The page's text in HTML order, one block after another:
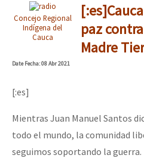
Concejo Regional
Indígena del
Cauca
paz
Madre
DateFecha: 08 Abr 2021
[:es]
Mientras Juan Manuel Santos
todo el mundo, la comunidad
seguimos soportando la guerra.